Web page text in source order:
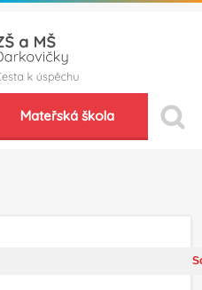
Mateřská škola